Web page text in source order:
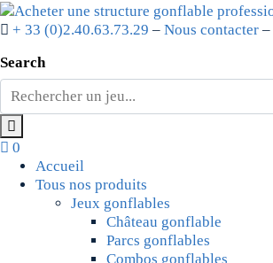
+ 33 (0)2.40.63.73.29 – Nous contacter –
Search
0
Accueil
Tous nos produits
Jeux gonflables
Château gonflable
Parcs gonflables
Combos gonflables